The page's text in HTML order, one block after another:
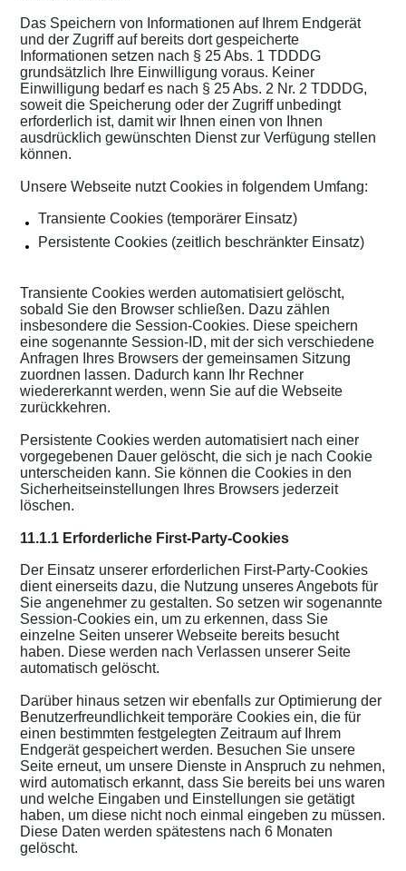
Das Speichern von Informationen auf Ihrem Endgerät
und der Zugriff auf bereits dort gespeicherte
Informationen setzen nach § 25 Abs. 1 TDDDG
grundsätzlich Ihre Einwilligung voraus. Keiner
Einwilligung bedarf es nach § 25 Abs. 2 Nr. 2 TDDDG,
soweit die Speicherung oder der Zugriff unbedingt
erforderlich ist, damit wir Ihnen einen von Ihnen
ausdrücklich gewünschten Dienst zur Verfügung stellen
können.
Unsere Webseite nutzt Cookies in folgendem Umfang:
Transiente Cookies (temporärer Einsatz)
Persistente Cookies (zeitlich beschränkter Einsatz)
Transiente Cookies werden automatisiert gelöscht,
sobald Sie den Browser schließen. Dazu zählen
insbesondere die Session-Cookies. Diese speichern
eine sogenannte Session-ID, mit der sich verschiedene
Anfragen Ihres Browsers der gemeinsamen Sitzung
zuordnen lassen. Dadurch kann Ihr Rechner
wiedererkannt werden, wenn Sie auf die Webseite
zurückkehren.
Persistente Cookies werden automatisiert nach einer
vorgegebenen Dauer gelöscht, die sich je nach Cookie
unterscheiden kann. Sie können die Cookies in den
Sicherheitseinstellungen Ihres Browsers jederzeit
löschen.
11.1.1 Erforderliche First-Party-Cookies
Der Einsatz unserer erforderlichen First-Party-Cookies
dient einerseits dazu, die Nutzung unseres Angebots für
Sie angenehmer zu gestalten. So setzen wir sogenannte
Session-Cookies ein, um zu erkennen, dass Sie
einzelne Seiten unserer Webseite bereits besucht
haben. Diese werden nach Verlassen unserer Seite
automatisch gelöscht.
Darüber hinaus setzen wir ebenfalls zur Optimierung der
Benutzerfreundlichkeit temporäre Cookies ein, die für
einen bestimmten festgelegten Zeitraum auf Ihrem
Endgerät gespeichert werden. Besuchen Sie unsere
Seite erneut, um unsere Dienste in Anspruch zu nehmen,
wird automatisch erkannt, dass Sie bereits bei uns waren
und welche Eingaben und Einstellungen sie getätigt
haben, um diese nicht noch einmal eingeben zu müssen.
Diese Daten werden spätestens nach 6 Monaten
gelöscht.